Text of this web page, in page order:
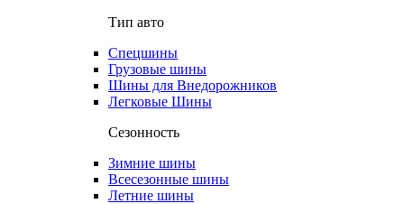
Тип авто
Спецшины
Грузовые шины
Шины для Внедорожников
Легковые Шины
Сезонность
Зимние шины
Всесезонные шины
Летние шины